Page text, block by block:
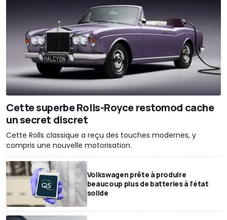
Cette superbe Rolls-Royce restomod cache
un secret discret
Cette Rolls classique a reçu des touches modernes, y
compris une nouvelle motorisation.
Volkswagen prête à produire
beaucoup plus de batteries à l'état
solide